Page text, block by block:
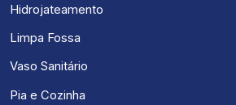
Hidrojateamento
Limpa Fossa
Vaso Sanitário
Pia e Cozinha